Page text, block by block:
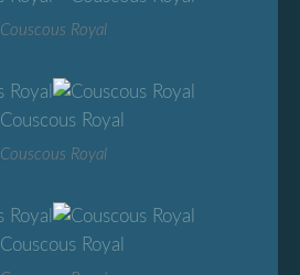
Couscous Royal
Couscous Royal